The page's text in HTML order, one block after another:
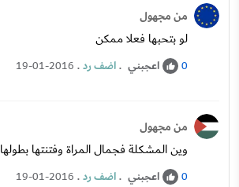
من مجهول
لو بتحبها فعلا ممكن
0 اعجبني .اضف رد.
19-01-2016
من مجهول
وين المشكلة فجمال المراة وفتنتها بطولها
0 اعجبني .اضف رد.
19-01-2016